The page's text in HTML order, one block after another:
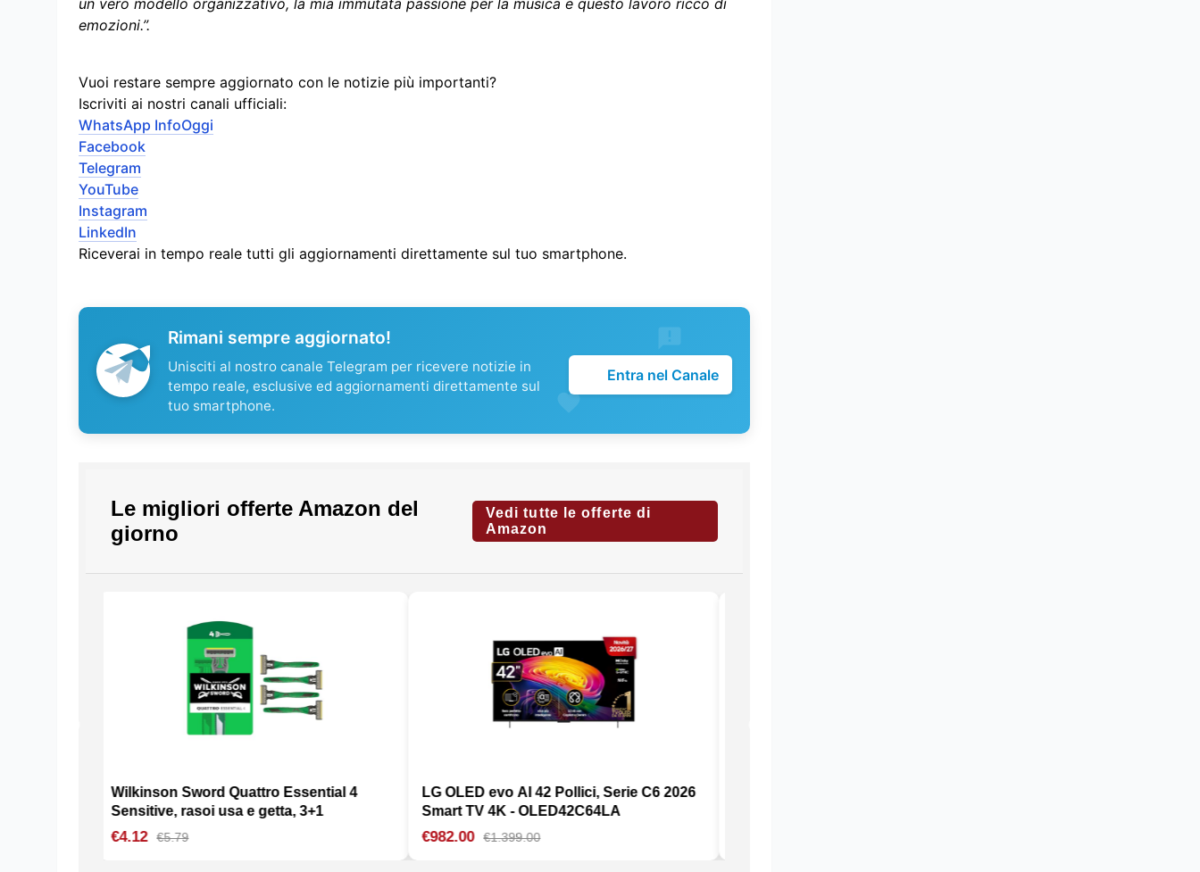
emozioni.”.
Vuoi restare sempre aggiornato con le notizie più importanti?
Iscriviti ai nostri canali ufficiali:
WhatsApp InfoOggi
Facebook
Telegram
YouTube
Instagram
LinkedIn
Riceverai in tempo reale tutti gli aggiornamenti direttamente sul tuo smartphone.
Rimani sempre aggiornato!
Unisciti al nostro canale Telegram per ricevere notizie in
tempo reale, esclusive ed aggiornamenti direttamente sul
tuo smartphone.
Entra nel Canale